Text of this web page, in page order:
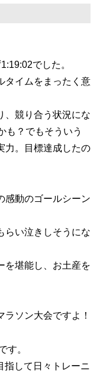
でした。
タイムをまったく意
、競り合う状況にな
も？でもそういう
力。目標達成したの
感動のゴールシーン
らい泣きしそうにな
を堪能し、お土産を
ソン大会ですよ！
す。
指して日々トレーニ